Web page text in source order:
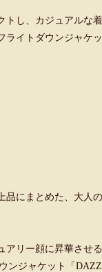
し、カジュアルな着
イトダウンジャケッ
にまとめた、大人
アリー顔に昇華させ
ンジャケット「